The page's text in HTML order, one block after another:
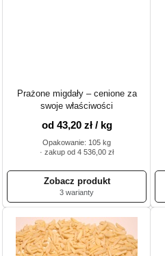
Prażone migdały – cenione za
swoje właściwości
od 43,20 zł / kg
Opakowanie: 105 kg
· zakup od 4 536,00 zł
3 warianty